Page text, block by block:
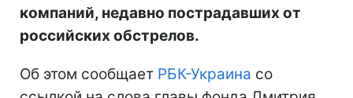
компаний, недавно пострадавших от
российских обстрелов.
Об этом сообщает РБК-Украина со